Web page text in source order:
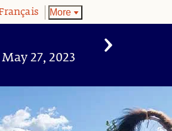
More
May 27, 2023